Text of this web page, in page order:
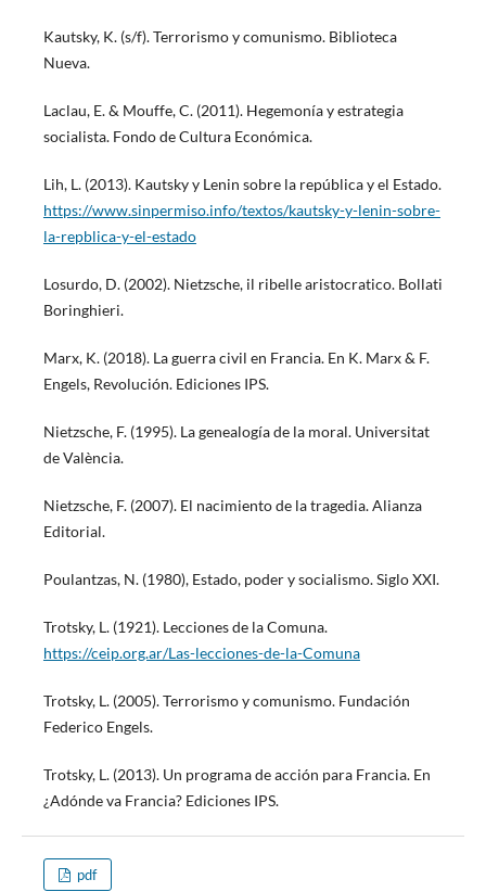
Kautsky, K. (s/f). Terrorismo y comunismo. Biblioteca
Nueva.
Laclau, E. & Mouffe, C. (2011). Hegemonía y estrategia
socialista. Fondo de Cultura Económica.
Lih, L. (2013). Kautsky y Lenin sobre la república y el Estado.
https://www.sinpermiso.info/textos/kautsky-y-lenin-sobre-
la-repblica-y-el-estado
Losurdo, D. (2002). Nietzsche, il ribelle aristocratico. Bollati
Boringhieri.
Marx, K. (2018). La guerra civil en Francia. En K. Marx & F.
Engels, Revolución. Ediciones IPS.
Nietzsche, F. (1995). La genealogía de la moral. Universitat
de València.
Nietzsche, F. (2007). El nacimiento de la tragedia. Alianza
Editorial.
Poulantzas, N. (1980), Estado, poder y socialismo. Siglo XXI.
Trotsky, L. (1921). Lecciones de la Comuna.
https://ceip.org.ar/Las-lecciones-de-la-Comuna
Trotsky, L. (2005). Terrorismo y comunismo. Fundación
Federico Engels.
Trotsky, L. (2013). Un programa de acción para Francia. En
¿Adónde va Francia? Ediciones IPS.
pdf